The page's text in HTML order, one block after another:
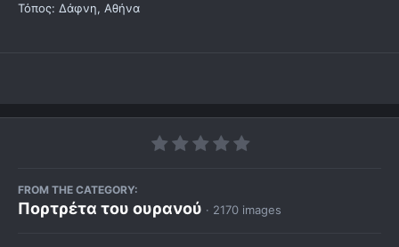
Τόπος: Δάφνη, Αθήνα
FROM THE CATEGORY:
Πορτρέτα του ουρανού · 2170 images